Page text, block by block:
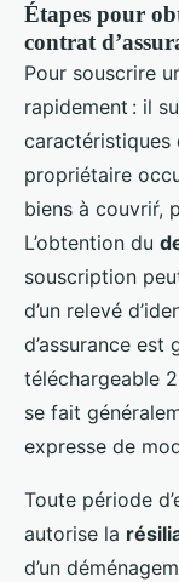
Étapes pour
contrat
Pour souscrire
rapidement : il
caractéristiques
propriétaire
biens à couvriŕ,
L’obtention du
souscription
d’un relevé
d’assurance est
téléchargeable
se fait
expresse de
Toute période
autorise la
d’un